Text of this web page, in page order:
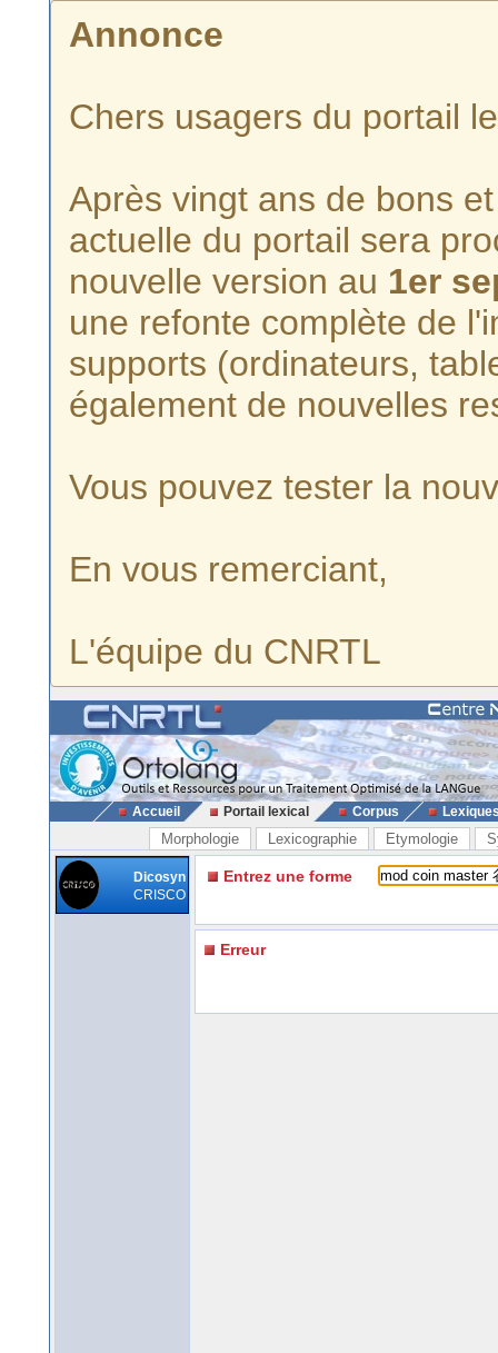
Annonce
Chers usagers du portail
Après vingt ans de bons
actuelle du portail sera
nouvelle version au 1er
une refonte complète de
supports (ordinateurs,
également de nouvelles
Vous pouvez tester la
En vous remerciant,
L'équipe du CNRTL
Accueil Portail lexical Corpus
Morphologie Lexicographie Etymologie
Dicosyn
CRISCO
Entrez une forme
Erreur